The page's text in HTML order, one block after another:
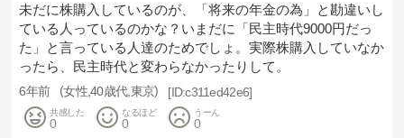
未だに株購入しているのが、「将来の年金の為」と勘違いし
ている人っているのかな？いまだに「民主時代9000円だっ
た」と言っている人達のためでしょ。実際株購入していなか
ったら、民主時代と変わらなかったりして。
6年前 女性 40歳代 東京 c311ed42e6
共感した
0
なるほど
0
うーん
0